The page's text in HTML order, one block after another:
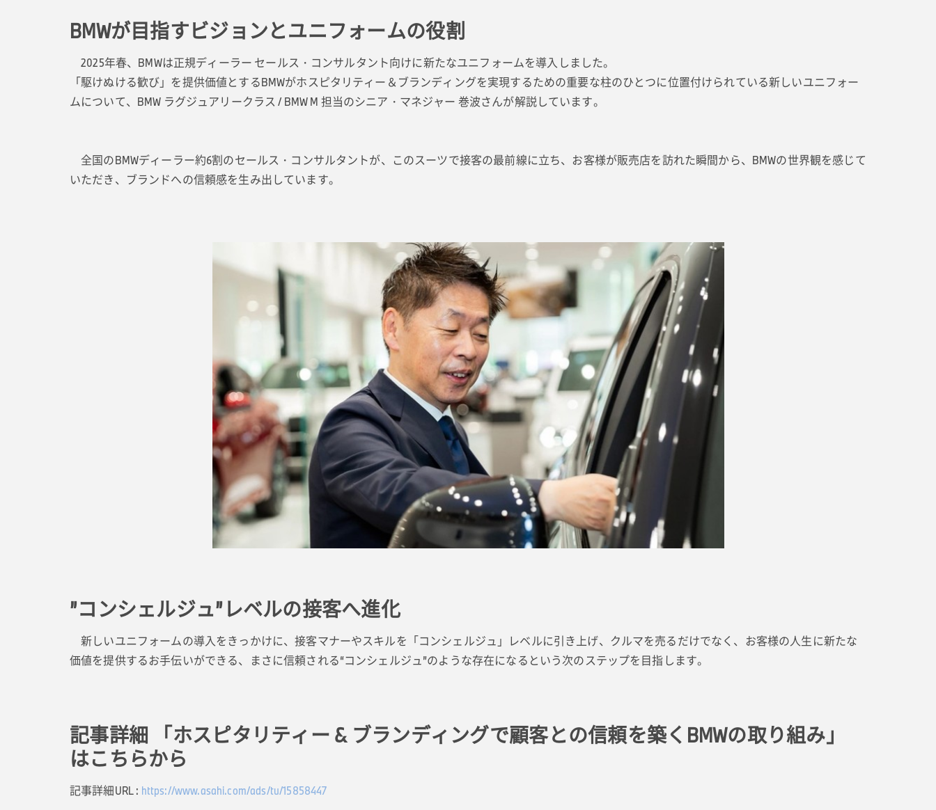
BMWが目指すビジョンとユニフォームの役割
2025年春、BMWは正規ディーラー セールス・コンサルタント向けに新たなユニフォームを導入しました。
「駆けぬける歓び」を提供価値とするBMWがホスピタリティー＆ブランディングを実現するための重要な柱のひとつに位置付けられている新しいユニフォー
ムについて、BMW ラグジュアリークラス / BMW M 担当のシニア・マネジャー 巻波さんが解説しています。
全国のBMWディーラー約6割のセールス・コンサルタントが、このスーツで接客の最前線に立ち、お客様が販売店を訪れた瞬間から、BMWの世界観を感じて
いただき、ブランドへの信頼感を生み出しています。
”コンシェルジュ”レベルの接客へ進化
新しいユニフォームの導入をきっかけに、接客マナーやスキルを「コンシェルジュ」レベルに引き上げ、クルマを売るだけでなく、お客様の人生に新たな
価値を提供するお手伝いができる、まさに信頼される“コンシェルジュ”のような存在になるという次のステップを目指します。
記事詳細 「ホスピタリティー & ブランディングで顧客との信頼を築くBMWの取り組み」
は こちらから
記事詳細URL : https://www.asahi.com/ads/tu/15858447